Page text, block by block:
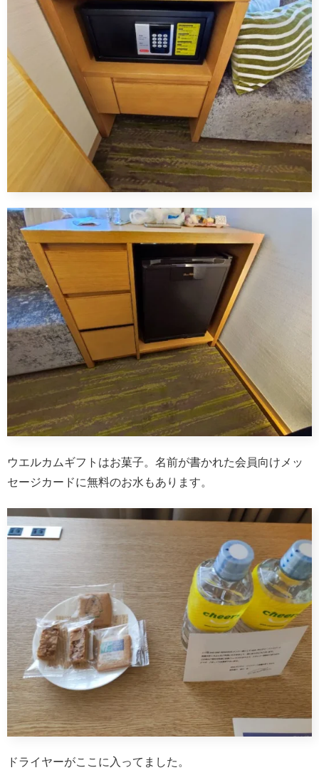
ウエルカムギフトはお菓子。名前が書かれた会員向けメッ
セージカードに無料のお水もあります。
ドライヤーがここに入ってました。